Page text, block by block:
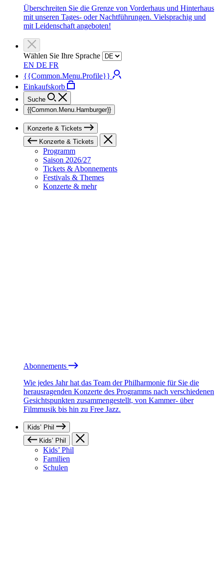
Überschreiten Sie die Grenze von Vorderhaus und Hinterhaus
mit unseren Tages- oder Nachtführungen. Vielsprachig und
mit Leidenschaft angeboten!
Wählen Sie Ihre Sprache
EN DE FR
{{Common.Menu.Profile}}
Einkaufskorb
Suche
{{Common.Menu.Hamburger}}
Konzerte & Tickets
Konzerte & Tickets
Programm
Saison 2026/27
Tickets & Abonnements
Festivals & Themes
Konzerte & mehr
Abonnements
Wie jedes Jahr hat das Team der Philharmonie für Sie die
herausragenden Konzerte des Programms nach verschiedenen
Gesichtspunkten zusammengestellt, von Kammer- über
Filmmusik bis hin zu Free Jazz.
Kids’ Phil
Kids’ Phil
Kids’ Phil
Familien
Schulen